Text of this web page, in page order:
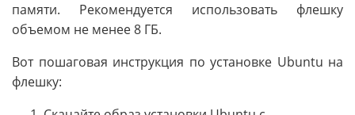
памяти. Рекомендуется использовать флешку
объемом не менее 8 ГБ.
Вот пошаговая инструкция по установке Ubuntu на
флешку: